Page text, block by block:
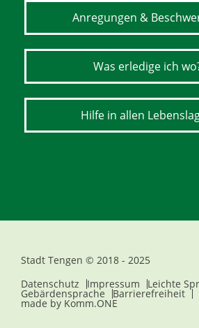
Anregungen &
Was erledige ich
Hilfe in allen
Stadt Tengen © 2018 - 2025
Datenschutz
Impressum Leichte
Gebärdensprache Barrierefreiheit
made by Komm.ONE